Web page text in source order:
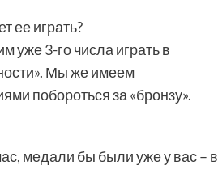
ее играть?
уже 3-го числа играть в
Мы же имеем
побороться за «бронзу».
медали бы были уже у вас – в